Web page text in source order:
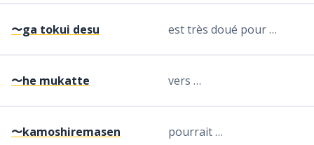
〜ga tokui desu est très doué pour …
〜he mukatte vers …
〜kamoshiremasen pourrait …